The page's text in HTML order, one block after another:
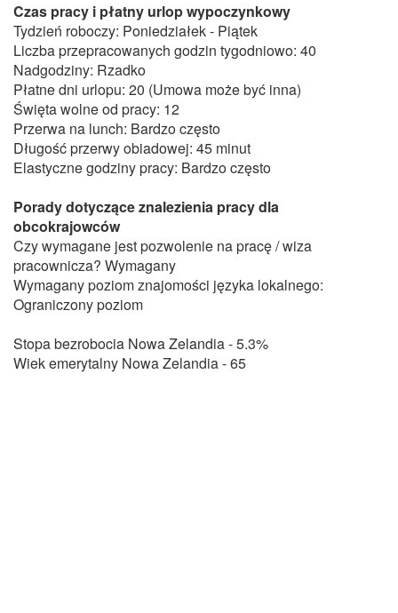
Czas pracy i płatny urlop wypoczynkowy
Tydzień roboczy: Poniedziałek - Piątek
Liczba przepracowanych godzin tygodniowo: 40
Nadgodziny: Rzadko
Płatne dni urlopu: 20 (Umowa może być inna)
Święta wolne od pracy: 12
Przerwa na lunch: Bardzo często
Długość przerwy obiadowej: 45 minut
Elastyczne godziny pracy: Bardzo często
Porady dotyczące znalezienia pracy dla
obcokrajowców
Czy wymagane jest pozwolenie na pracę / wiza
pracownicza? Wymagany
Wymagany poziom znajomości języka lokalnego:
Ograniczony poziom
Stopa bezrobocia Nowa Zelandia - 5.3%
Wiek emerytalny Nowa Zelandia - 65